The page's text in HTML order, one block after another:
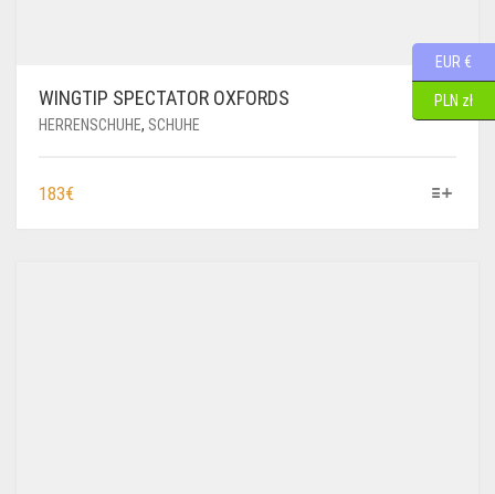
WINGTIP SPECTATOR OXFORDS
HERRENSCHUHE, SCHUHE
183€DIESES
EUR €
PLN zł